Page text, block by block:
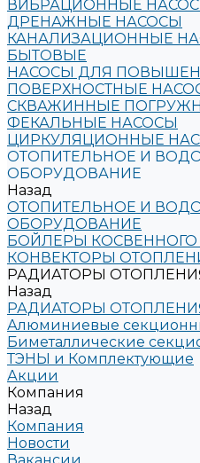
ВИБРАЦИОННЫЕ
ДРЕНАЖНЫЕ НАСОСЫ
КАНАЛИЗАЦИОННЫЕ
БЫТОВЫЕ
НАСОСЫ ДЛЯ
ПОВЕРХНОСТНЫЕ
СКВАЖИННЫЕ
ФЕКАЛЬНЫЕ НАСОСЫ
ЦИРКУЛЯЦИОННЫЕ
ОТОПИТЕЛЬНОЕ И
ОБОРУДОВАНИЕ
Назад
ОТОПИТЕЛЬНОЕ И
ОБОРУДОВАНИЕ
БОЙЛЕРЫ КОСВЕННОГО
КОНВЕКТОРЫ
РАДИАТОРЫ
Назад
РАДИАТОРЫ
Алюминиевые
Биметаллические
ТЭНЫ и Комплектующие
Акции
Компания
Назад
Компания
Новости